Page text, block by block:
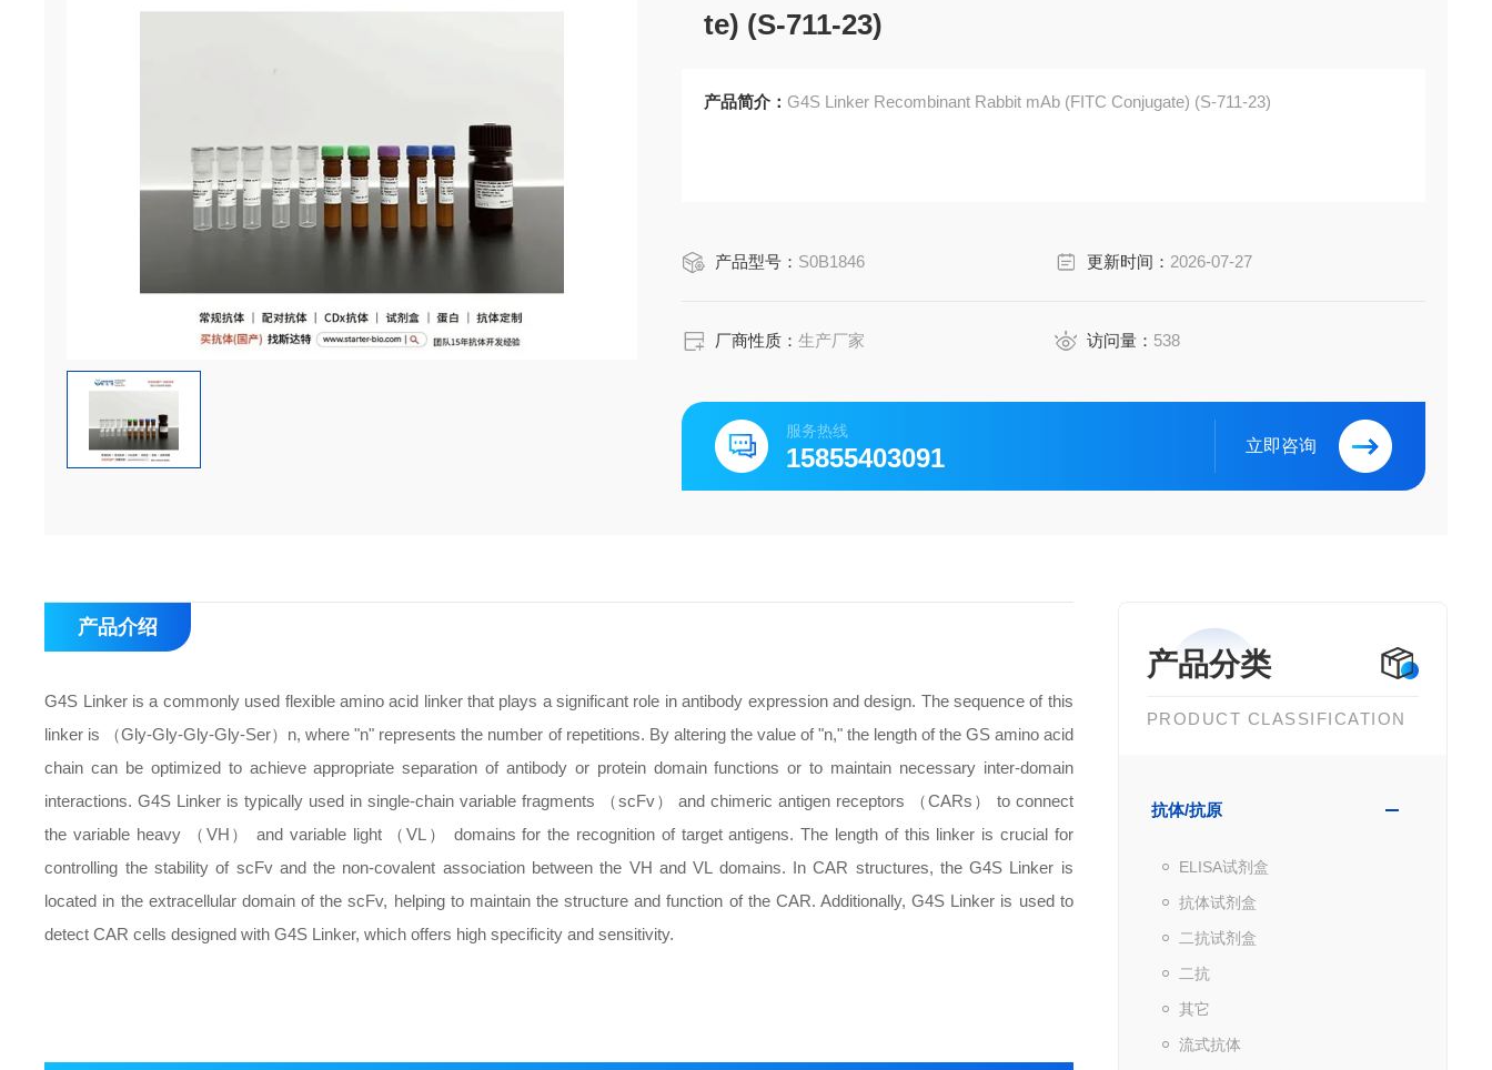
te) (S-711-23)
产品简介： G4S Linker Recombinant Rabbit mAb (FITC Conjugate) (S-711-23)
产品型号： S0B1846 更新时间： 2026-07-27
厂商性质：生产厂家 访问量： 538
服务热线
15855403091 立即咨询
产品分类
PRODUCT CLASSIFICATION
抗体/抗原
ELISA试剂盒
抗体试剂盒
二抗试剂盒
二抗
其它
流式抗体
产品介绍
G4S Linker is a commonly used flexible amino acid linker that plays a significant role in antibody expression and design. The sequence of this
linker is （Gly-Gly-Gly-Gly-Ser）n, where "n" represents the number of repetitions. By altering the value of "n," the length of the GS amino acid
chain can be optimized to achieve appropriate separation of antibody or protein domain functions or to maintain necessary inter-domain
interactions. G4S Linker is typically used in single-chain variable fragments （scFv） and chimeric antigen receptors （CARs） to connect
the variable heavy （VH） and variable light （VL） domains for the recognition of target antigens. The length of this linker is crucial for
controlling the stability of scFv and the non-covalent association between the VH and VL domains. In CAR structures, the G4S Linker is
located in the extracellular domain of the scFv, helping to maintain the structure and function of the CAR. Additionally, G4S Linker is used to
detect CAR cells designed with G4S Linker, which offers high specificity and sensitivity.